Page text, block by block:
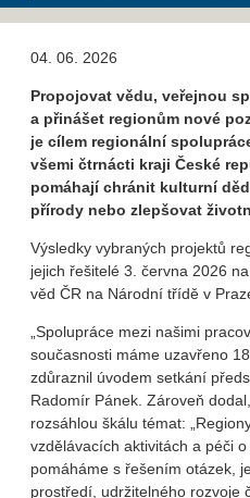
04. 06. 2026
Propojovat vědu, veřejnou
a přinášet regionům nové
je cílem regionální
všemi čtrnácti kraji České
pomáhají chránit kulturní
přírody nebo zlepšovat
Výsledky vybraných projektů
jejich řešitelé 3. června 2026
věd ČR na Národní třídě v
„Spolupráce mezi našimi
současnosti máme uzavřeno
zdůraznil úvodem setkání
Radomír Pánek. Zároveň
rozsáhlou škálu témat:
vzdělávacích aktivitách a péči
pomáháme s řešením otázek,
prostředí, udržitelného rozvoje